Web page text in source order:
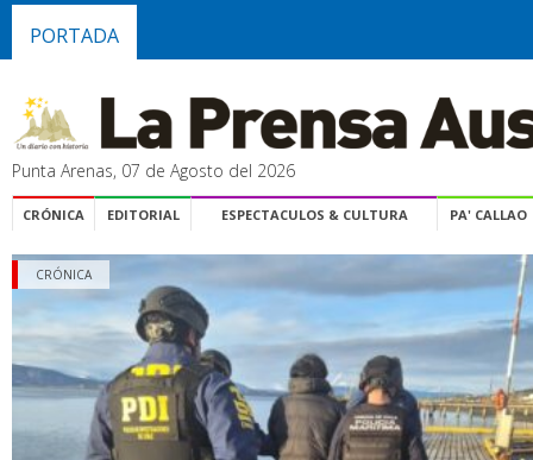
PORTADA
Punta Arenas, 07 de Agosto del 2026
CRÓNICA EDITORIAL ESPECTACULOS & CULTURA PA' CALLAO
CRÓNICA